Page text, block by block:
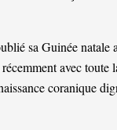
sa Guinée natale
récemment avec
coranique